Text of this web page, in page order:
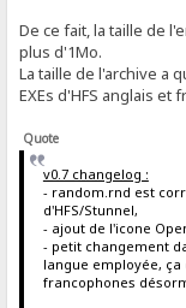
De ce fait, la taille de
plus d'1Mo.
La taille de l'archive a
EXEs d'HFS anglais
Quote
v0.7 changelog :
- random.rnd est
d'HFS/Stunnel,
- ajout de l'icone
- petit changement
langue employée,
francophones